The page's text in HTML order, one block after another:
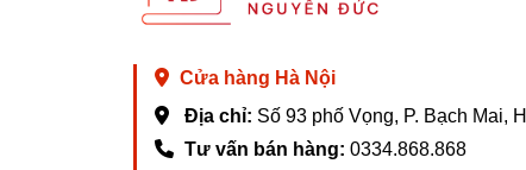
Cửa hàng Hà Nội
Địa chỉ: Số 93 phố Vọng, P. Bạch Mai,
Tư vấn bán hàng: 0334.868.868